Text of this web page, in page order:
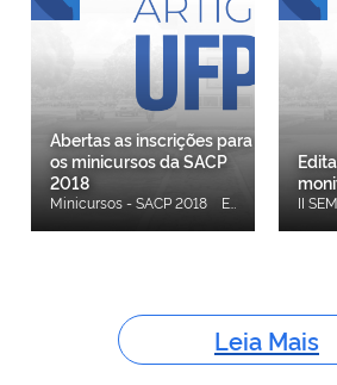
Abertas as inscrições para
os minicursos da SACP
2018
Leia Mais